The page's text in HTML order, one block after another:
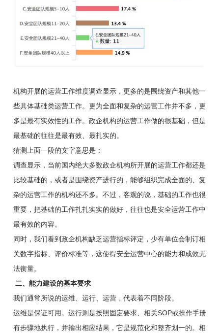
机构开展的运营工作维度调查显示，更多的是围绕资产和其他一
些具体基础类运营工作。更为全面和复杂的运营工作并不多，更
多是最有实效性的工作。政企机构的运营工作做的很基础，但是
最基础的往往是最有效、最扎实的。
猜测上面一段的文字意思是：
调查显示，当前国内绝大多数政企机构所开展的运营工作都还是
比较基础的，或者是围绕资产进行的，能够组织完成全面的、复
杂的运营工作的机构还不多。不过，客观的说，基础的工作也很
重要，把基础的工作扎扎实实的做好，往往也是安全运营工作中
最有效的内容。
同时，我们看到政企机构缺乏运营指标评定，少有单位会制订相
关数字指标、评价标准等，这使得安全运营中心的能力和成效无
法衡量。
二、能力建设的基本要求
我们通常所说的运维、运行、运营，代表着不同阶段。
运维是保证可用。运行则是按照固定要求、相关SOP或操作手册
有步骤地执行，并输出相应结果，它是规范化和整齐划一的。相